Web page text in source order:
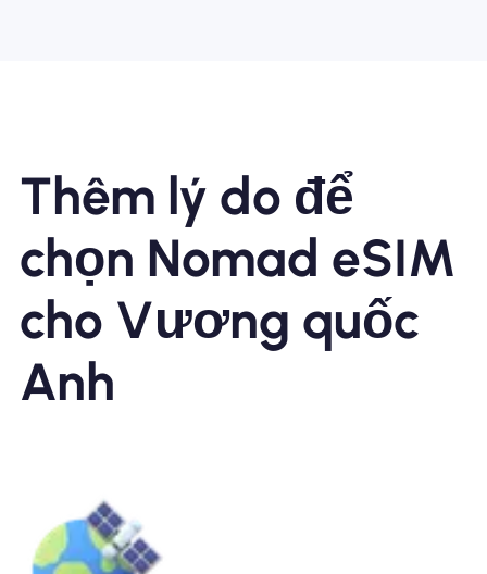
Thêm lý do để
chọn Nomad eSIM
cho Vương quốc
Anh